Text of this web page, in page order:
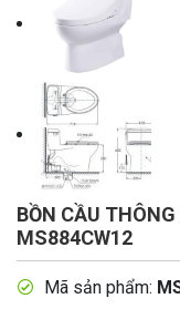
BỒN CẦU
MS884CW12
Mã sản phẩm: